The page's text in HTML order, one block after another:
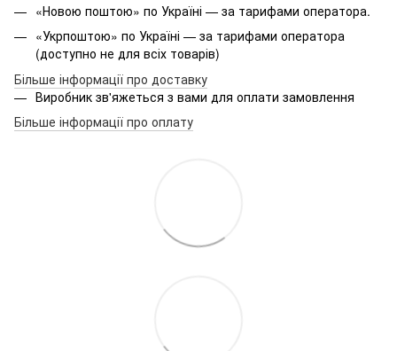
«Новою поштою» по Україні — за тарифами оператора.
«Укрпоштою» по Україні — за тарифами оператора
(доступно не для всіх товарів)
Більше інформації про доставку
Виробник зв'яжеться з вами для оплати замовлення
Більше інформації про оплату